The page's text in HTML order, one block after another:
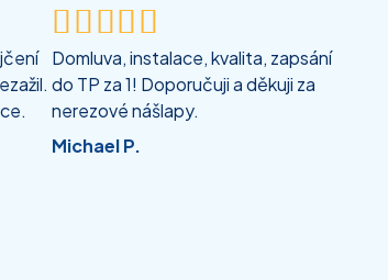

Domluva, instalace, kvalita, zapsání
do TP za 1! Doporučuji a děkuji za
nerezové nášlapy.
Michael P.